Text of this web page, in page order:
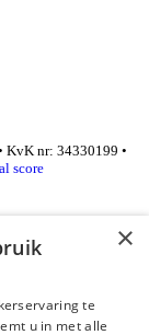
KvK nr: 34330199 •
score
×
te
u in met alle